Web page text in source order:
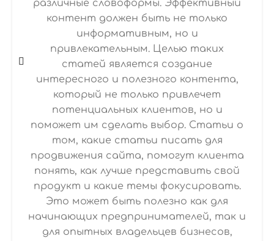
различные словоформы. Эффективный
контент должен быть не только
информативным, но и
привлекательным. Целью таких
статей является создание
интересного и полезного контента,
который не только привлечет
потенциальных клиентов, но и
поможет им сделать выбор. Статьи о
том, какие статьи писать для
продвижения сайта, помогут клиента
понять, как лучше представить свой
продукт и какие темы фокусировать.
Это может быть полезно как для
начинающих предпринимателей, так и
для опытных владельцев бизнесов,